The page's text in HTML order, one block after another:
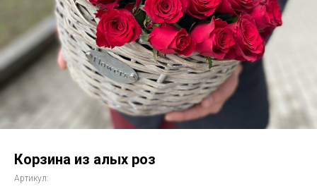
Корзина из алых роз
Артикул: